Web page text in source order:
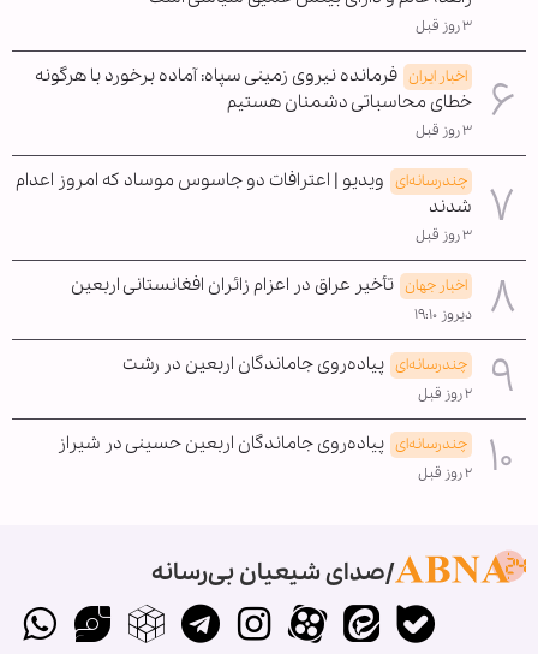
۳ روز قبل
اخبار ایران فرمانده نیروی زمینی سپاه: آماده برخورد با هرگونه
خطای محاسباتی دشمنان هستیم
۳ روز قبل
چندرسانه‌ای ویدیو | اعترافات دو جاسوس موساد که امروز اعدام
شدند
۳ روز قبل
اخبار جهان تأخیر عراق در اعزام زائران افغانستانی اربعین
دیروز ۱۹:۱۰
چندرسانه‌ای پیاده‌روی جاماندگان اربعین در رشت
۲ روز قبل
چندرسانه‌ای پیاده‌روی جاماندگان اربعین حسینی در شیراز
۲ روز قبل
صدای شیعیان بی‌رسانه